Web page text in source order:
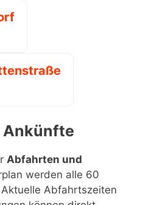
Abfahrten und
werden alle 60
Abfahrtszeiten